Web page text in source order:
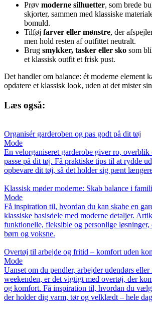
Prøv moderne silhuetter, som brede
skjorter, sammen med klassiske
bomuld.
Tilføj farver eller mønstre, der
men hold resten af outfittet neutralt.
Brug smykker, tasker eller sko som
et klassisk outfit et frisk pust.
Det handler om balance: ét moderne element
opdatere et klassisk look, uden at det mister
Læs også:
Organisér garderoben og pas godt på dit tøj
Mode
En velorganiseret garderobe giver ro, overblik
passe på dit tøj. Få praktiske tips til at rydde
opbevare dit tøj, så det holder sig pænt
Klassisk møder moderne: Skab balance i
Mode
Få inspiration til, hvordan du kan skabe en
klassiske basisdele med moderne detaljer.
funktionelle, fleksible og personlige løsninger,
børn og voksne.
Overtøj til arbejde og fritid – komfort uden
Mode
Uanset om du pendler, arbejder udendørs
weekenden, er det vigtigt med overtøj, der
og komfort. Få inspiration til, hvordan du
der holder dig varm, tør og velklædt – hele